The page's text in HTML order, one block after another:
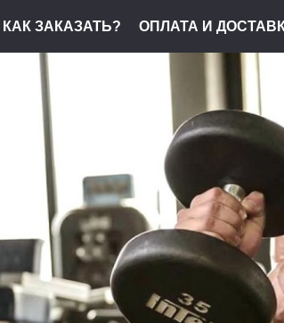
КАК ЗАКАЗАТЬ? ОПЛАТА И